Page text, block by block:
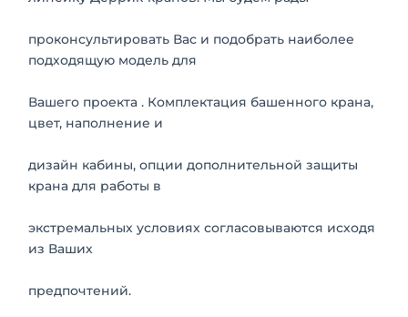
проконсультировать Вас и подобрать наиболее
подходящую модель для
Вашего проекта . Комплектация башенного крана,
цвет, наполнение и
дизайн кабины, опции дополнительной защиты
крана для работы в
экстремальных условиях согласовываются исходя
из Ваших
предпочтений.